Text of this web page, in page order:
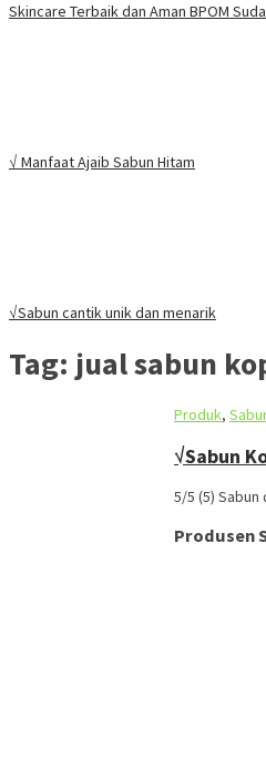
Skincare Terbaik dan Aman BPOM
√ Manfaat Ajaib Sabun Hitam
√Sabun cantik unik dan menarik
Tag: jual sabun
Produk,
√Sabun
5/5 (5)
Produsen